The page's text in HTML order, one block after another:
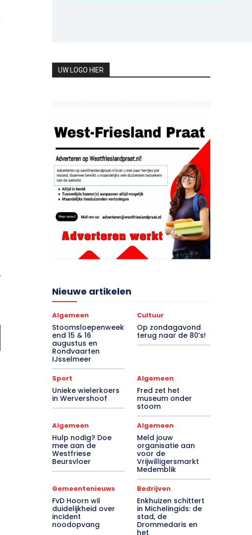
UW LOGO HIER
Nieuwe artikelen
Algemeen
Stoomsloepenweek
end 15 & 16
augustus en
Rondvaarten
IJsselmeer
Cultuur
Op zondagavond
terug naar de 80’s!
Sport
Unieke wielerkoers
in Wervershoof
Algemeen
Fred zet het
museum onder
stoom
Algemeen
Hulp nodig? Doe
mee aan de
Westfriese
Beursvloer
Algemeen
Meld jouw
organisatie aan
voor de
Vrijwilligersmarkt
Medemblik
Gemeentenieuws
FvD Hoorn wil
duidelijkheid over
incident
noodopvang
Bedrijven
Enkhuizen schittert
in Michelingids: de
stad, de
Drommedaris en
het